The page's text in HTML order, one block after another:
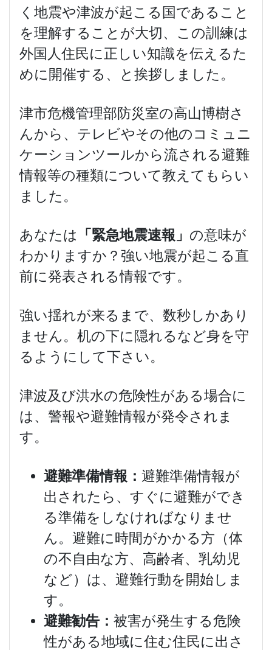
く地震や津波が起こる国であること
を理解することが大切、この訓練は
外国人住民に正しい知識を伝えるた
めに開催する、と挨拶しました。
津市危機管理部防災室の高山博樹さ
んから、テレビやその他のコミュニ
ケーションツールから流される避難
情報等の種類について教えてもらい
ました。
あなたは 「緊急地震速報」 の意味が
わかりますか？強い地震が起こる直
前に発表される情報です。
強い揺れが来るまで、数秒しかあり
ません。机の下に隠れるなど身を守
るようにして下さい。
津波及び洪水の危険性がある場合に
は、警報や避難情報が発令されま
す。
避難準備情報： 避難準備情報が
出されたら、すぐに避難ができ
る準備をしなければなりませ
ん。避難に時間がかかる方（体
の不自由な方、高齢者、乳幼児
など）は、避難行動を開始しま
す。
避難勧告： 被害が発生する危険
性がある地域に住む住民に出さ